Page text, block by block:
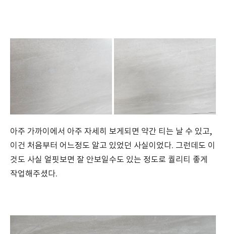
아주 가까이에서 아주 자세히 보게되면 약간 티는 날 수 있고,
이건 처음부터 어느정도 알고 있었던 사실이었다. 그런데도 이
것도 사실 얼핏보면 잘 안보일수도 있는 정도로 퀄리티 좋게
작업해주셨다.